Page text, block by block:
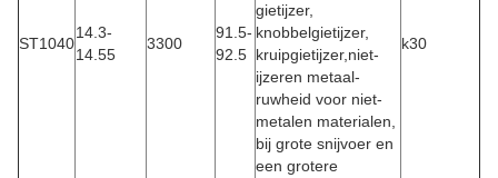
ST1040
14.3-
14.55
3300
91.5-
92.5
gietijzer,
knobbelgietijzer,
kruipgietijzer,niet-
ijzeren metaal-
ruwheid voor niet-
metalen materialen,
bij grote snijvoer en
een grotere
k30